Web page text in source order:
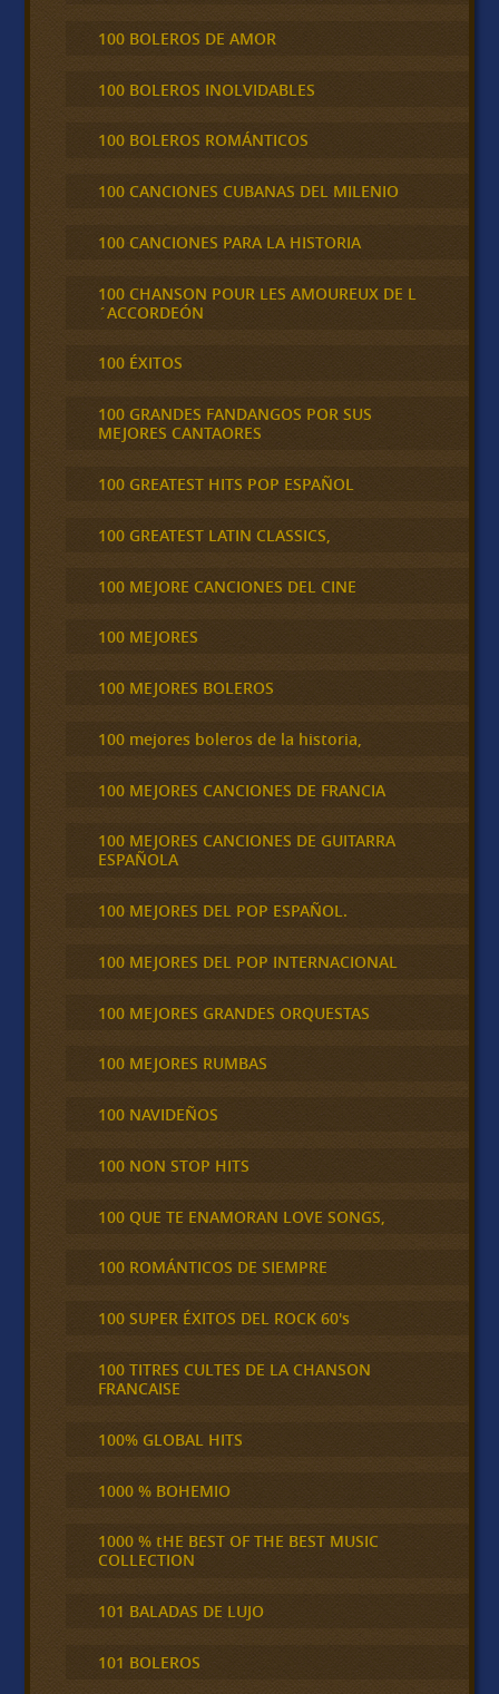
100 BOLEROS DE AMOR
100 BOLEROS INOLVIDABLES
100 BOLEROS ROMÁNTICOS
100 CANCIONES CUBANAS DEL MILENIO
100 CANCIONES PARA LA HISTORIA
100 CHANSON POUR LES AMOUREUX DE L
´ACCORDEÓN
100 ÉXITOS
100 GRANDES FANDANGOS POR SUS
MEJORES CANTAORES
100 GREATEST HITS POP ESPAÑOL
100 GREATEST LATIN CLASSICS,
100 MEJORE CANCIONES DEL CINE
100 MEJORES
100 MEJORES BOLEROS
100 mejores boleros de la historia,
100 MEJORES CANCIONES DE FRANCIA
100 MEJORES CANCIONES DE GUITARRA
ESPAÑOLA
100 MEJORES DEL POP ESPAÑOL.
100 MEJORES DEL POP INTERNACIONAL
100 MEJORES GRANDES ORQUESTAS
100 MEJORES RUMBAS
100 NAVIDEÑOS
100 NON STOP HITS
100 QUE TE ENAMORAN LOVE SONGS,
100 ROMÁNTICOS DE SIEMPRE
100 SUPER ÉXITOS DEL ROCK 60's
100 TITRES CULTES DE LA CHANSON
FRANCAISE
100% GLOBAL HITS
1000 % BOHEMIO
1000 % tHE BEST OF THE BEST MUSIC
COLLECTION
101 BALADAS DE LUJO
101 BOLEROS